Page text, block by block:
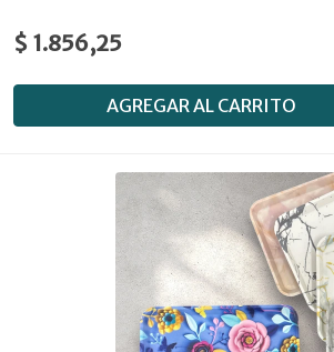
$ 1.856,25
AGREGAR AL CARRITO